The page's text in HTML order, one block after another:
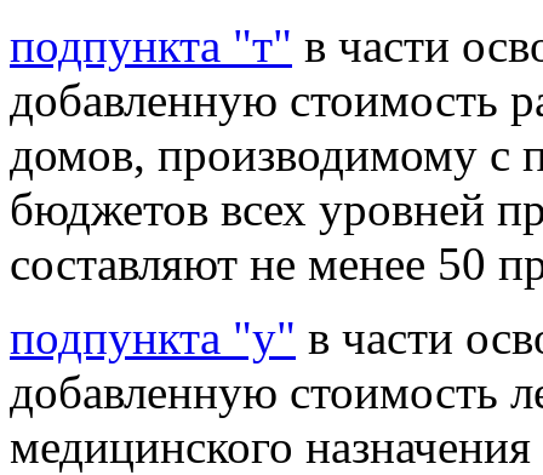
подпункта "т" в части
добавленную стоимость
домов, производимому с
бюджетов всех уровней
составляют не менее 50
подпункта "у" в части
добавленную стоимость
медицинского